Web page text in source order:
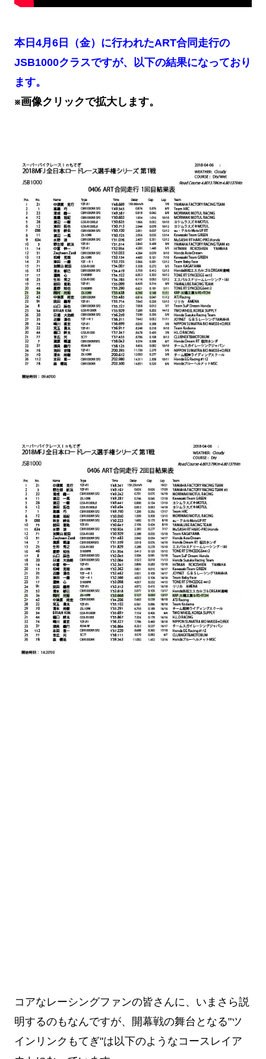
本日4月6日（金）に行われたART合同走行の
JSB1000クラスですが、以下の結果になっており
ます。
※画像クリックで拡大します。
コアなレーシングファンの皆さんに、いまさら説
明するのもなんですが、開幕戦の舞台となる"ツ
インリンクもてぎ"は以下のようなコースレイア